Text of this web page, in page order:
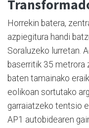
Horrekin batera,
azpiegitura handi
Soraluzeko lurretan.
baserritik 35 metrora
baten tamainako
eolikoan sortutako
garraiatzeko tentsio
AP1 autobidearen